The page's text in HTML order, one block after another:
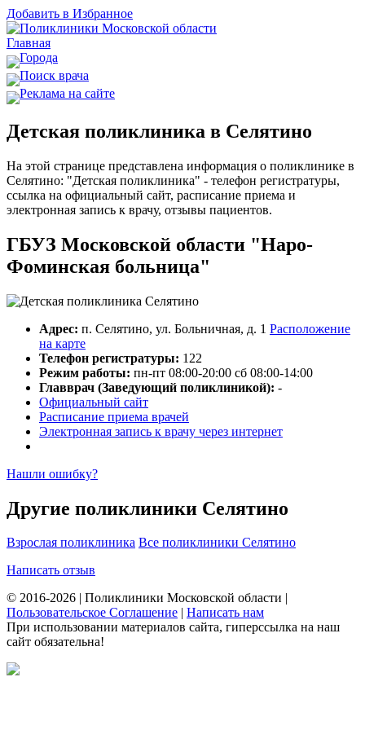
Добавить в Избранное
Главная
Города
Поиск врача
Реклама на сайте
Детская поликлиника в Селятино
На этой странице представлена информация о поликлинике в
Селятино: "Детская поликлиника" - телефон регистратуры,
ссылка на официальный сайт, расписание приема и
электронная запись к врачу, отзывы пациентов.
ГБУЗ Московской области "Наро-
Фоминская больница"
Адрес: п. Селятино, ул. Больничная, д. 1 Расположение
на карте
Телефон регистратуры: 122
Режим работы: пн-пт 08:00-20:00 сб 08:00-14:00
Главврач (Заведующий поликлиникой): -
Официальный сайт
Расписание приема врачей
Электронная запись к врачу через интернет
Нашли ошибку?
Другие поликлиники Селятино
Взрослая поликлиника Все поликлиники Селятино
Написать отзыв
© 2016-2026 | Поликлиники Московской области |
Пользовательское Соглашение | Написать нам
При использовании материалов сайта, гиперссылка на наш
сайт обязательна!